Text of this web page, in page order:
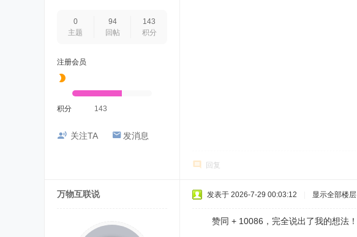
0
主题
94
回帖
143
积分
注册会员
积分 143
关注TA 发消息
回复
万物互联说 发表于 2026-7-29 00:03:12 显示全部楼层
赞同 + 10086，完全说出了我的想法！